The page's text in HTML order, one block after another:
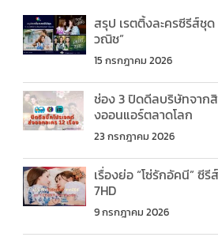
สรุป เรตติ้งละครซีรีส์ชุด
วณิช”
15 กรกฎาคม 2026
ช่อง 3 ปิดดีลบริษัทจากสิ
งออนแอร์ตลาดโลก
23 กรกฎาคม 2026
เรื่องย่อ “โซ่รักอัคนี” ซี
7HD
9 กรกฎาคม 2026